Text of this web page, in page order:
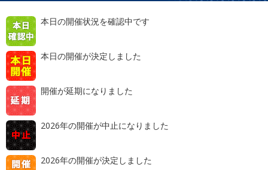
本日の開催状況を確認中です
本日の開催が決定しました
開催が延期になりました
2026年の開催が中止になりました
2026年の開催が決定しました